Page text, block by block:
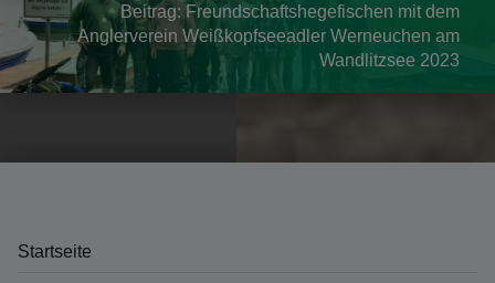
Freundschaftshegefischen mit dem
Anglerverein Weißkopfseeadler Werneuchen am
Wandlitzsee 2023
Startseite